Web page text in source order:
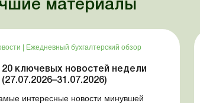
материалы
| Ежедневный бухгалтерский обзор
20 ключевых новостей недели
(27.07.2026–31.07.2026)
интересные новости минувшей